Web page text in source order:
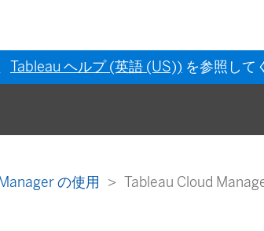
Tableau ヘルプ (英語 (US)) を参照して
の使用 Tableau Cloud